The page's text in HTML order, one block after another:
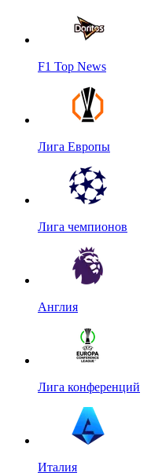
F1 Top News
Лига Европы
Лига чемпионов
Англия
Лига конференций
Италия